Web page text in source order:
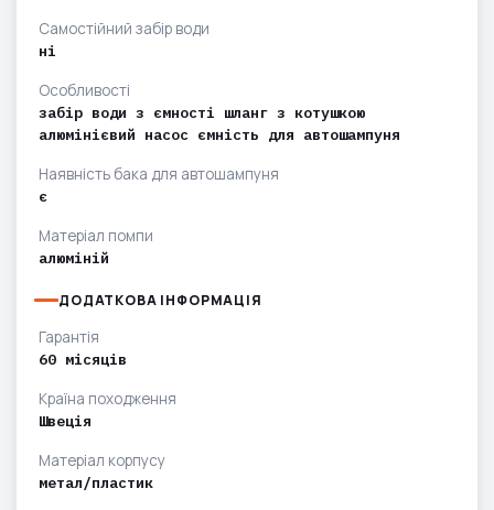
Самостійний забір води
ні
Особливості
забір води з ємності шланг з котушкою
алюмінієвий насос ємність для автошампуня
Наявність бака для автошампуня
є
Матеріал помпи
алюміній
ДОДАТКОВА ІНФОРМАЦІЯ
Гарантія
60 місяців
Країна походження
Швеція
Матеріал корпусу
метал/пластик